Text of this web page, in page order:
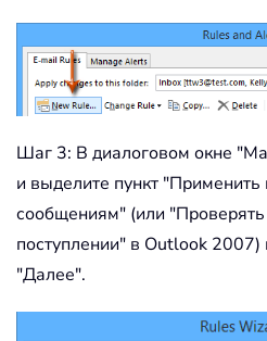
Шаг 3: В диалоговом окне
и выделите пункт
сообщениям" (или
поступлении" в Outlook
"Далее".